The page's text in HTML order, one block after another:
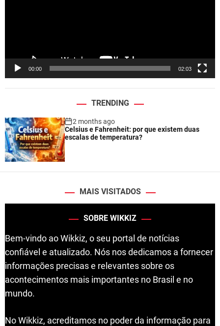
00:00 02:03
TRENDING
2 months ago
Celsius e Fahrenheit: por que existem duas
escalas de temperatura?
MAIS VISITADOS
SOBRE WIKKIZ
Bem-vindo ao Wikkiz, o seu portal de notícias
confiável e atualizado. Nós nos dedicamos a fornecer
informações precisas e relevantes sobre os
acontecimentos mais importantes no Brasil e no
mundo.
No Wikkiz, acreditamos no poder da informação para